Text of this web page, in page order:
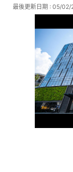
最後更新日期 : 05/02/